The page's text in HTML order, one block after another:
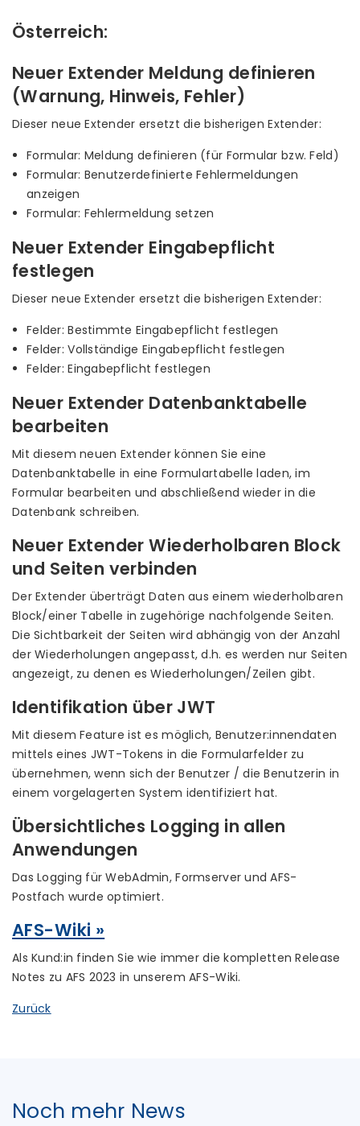
Österreich:
Neuer Extender Meldung definieren
(Warnung, Hinweis, Fehler)
Dieser neue Extender ersetzt die bisherigen Extender:
Formular: Meldung definieren (für Formular bzw. Feld)
Formular: Benutzerdefinierte Fehlermeldungen
anzeigen
Formular: Fehlermeldung setzen
Neuer Extender Eingabepflicht
festlegen
Dieser neue Extender ersetzt die bisherigen Extender:
Felder: Bestimmte Eingabepflicht festlegen
Felder: Vollständige Eingabepflicht festlegen
Felder: Eingabepflicht festlegen
Neuer Extender Datenbanktabelle
bearbeiten
Mit diesem neuen Extender können Sie eine
Datenbanktabelle in eine Formulartabelle laden, im
Formular bearbeiten und abschließend wieder in die
Datenbank schreiben.
Neuer Extender Wiederholbaren Block
und Seiten verbinden
Der Extender überträgt Daten aus einem wiederholbaren
Block/einer Tabelle in zugehörige nachfolgende Seiten.
Die Sichtbarkeit der Seiten wird abhängig von der Anzahl
der Wiederholungen angepasst, d.h. es werden nur Seiten
angezeigt, zu denen es Wiederholungen/Zeilen gibt.
Identifikation über JWT
Mit diesem Feature ist es möglich, Benutzer:innendaten
mittels eines JWT-Tokens in die Formularfelder zu
übernehmen, wenn sich der Benutzer / die Benutzerin in
einem vorgelagerten System identifiziert hat.
Übersichtliches Logging in allen
Anwendungen
Das Logging für WebAdmin, Formserver und AFS-
Postfach wurde optimiert.
AFS-Wiki »
Als Kund:in finden Sie wie immer die kompletten Release
Notes zu AFS 2023 in unserem AFS-Wiki.
Zurück
Noch mehr News